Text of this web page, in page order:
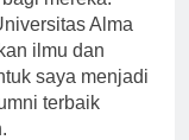
Alma
ilmu dan
saya menjadi
terbaik